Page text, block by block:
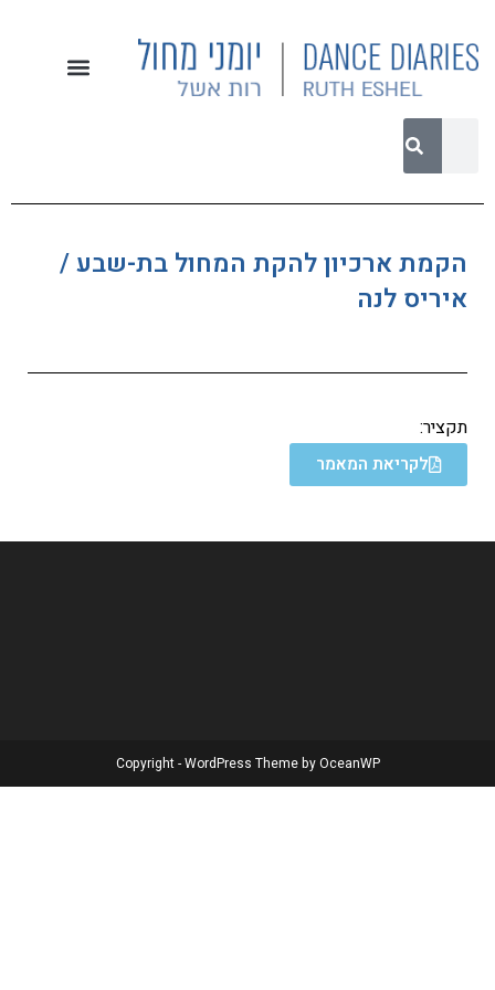
הקמת ארכיון להקת המחול בת-שבע /
איריס לנה
תקציר:
לקריאת המאמר
Copyright - WordPress Theme by OceanWP